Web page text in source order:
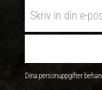
Dina personuppgifter